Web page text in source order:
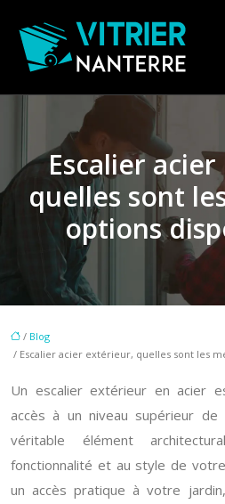
Escalier
quelles sont
options
/ Blog
/ Escalier acier extérieur, quelles sont les
Un escalier extérieur en acier
accès à un niveau supérieur
véritable élément
fonctionnalité et au style de
un accès pratique à votre